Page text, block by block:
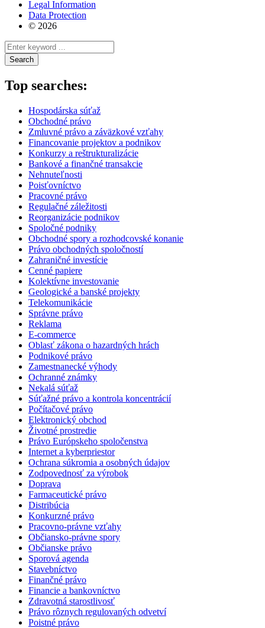
Legal Information
Data Protection
© 2026
Search
Top searches:
Hospodárska súťaž
Obchodné právo
Zmluvné právo a záväzkové vzťahy
Financovanie projektov a podnikov
Konkurzy a reštrukturalizácie
Bankové a finančné transakcie
Nehnuteľnosti
Poisťovníctvo
Pracovné právo
Regulačné záležitosti
Reorganizácie podnikov
Spoločné podniky
Obchodné spory a rozhodcovské konanie
Právo obchodných spoločností
Zahraničné investície
Cenné papiere
Kolektívne investovanie
Geologické a banské projekty
Telekomunikácie
Správne právo
Reklama
E-commerce
Oblasť zákona o hazardných hrách
Podnikové právo
Zamestnanecké výhody
Ochranné známky
Nekalá súťaž
Súťažné právo a kontrola koncentrácií
Počítačové právo
Elektronický obchod
Životné prostredie
Právo Európskeho spoločenstva
Internet a kyberpriestor
Ochrana súkromia a osobných údajov
Zodpovednosť za výrobok
Doprava
Farmaceutické právo
Distribúcia
Konkurzné právo
Pracovno-právne vzťahy
Občiansko-právne spory
Občianske právo
Sporová agenda
Stavebníctvo
Finančné právo
Financie a bankovníctvo
Zdravotná starostlivosť
Právo rôznych regulovaných odvetví
Poistné právo